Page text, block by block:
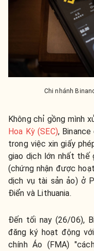
Chi nhánh
Không chỉ gồng mình
Hoa Kỳ (SEC),
trong việc xin giấy
giao dịch lớn nhất thế
(chứng nhận được
dịch vụ tài sản ảo) ở
Điển và Lithuania.
Đến tối nay (26/06),
đăng ký hoạt động
chính Áo (FMA)